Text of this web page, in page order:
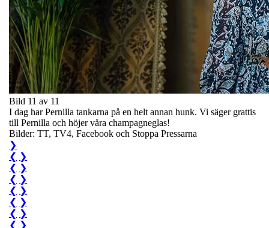
Bild 11 av 11
I dag har Pernilla tankarna på en helt annan hunk. Vi säger grattis
till Pernilla och höjer våra champagneglas!
Bilder: TT, TV4, Facebook och Stoppa Pressarna
❯
❮ ❯
❮ ❯
❮ ❯
❮ ❯
❮ ❯
❮ ❯
❮ ❯